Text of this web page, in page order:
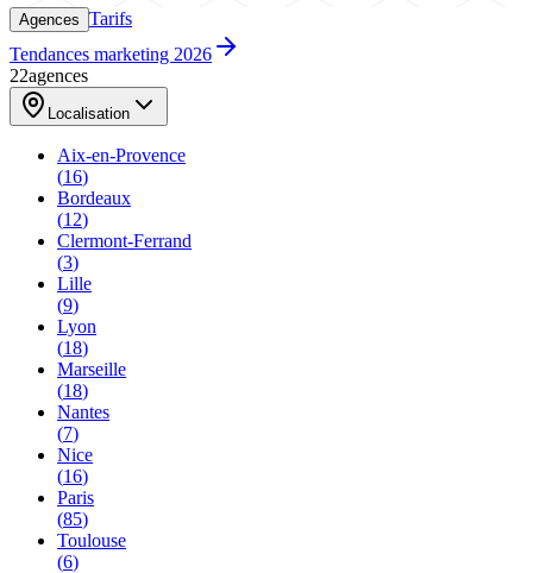
Agences Tarifs
Tendances marketing 2026
22agences
Localisation
Aix-en-Provence
(16)
Bordeaux
(12)
Clermont-Ferrand
(3)
Lille
(9)
Lyon
(18)
Marseille
(18)
Nantes
(7)
Nice
(16)
Paris
(85)
Toulouse
(6)